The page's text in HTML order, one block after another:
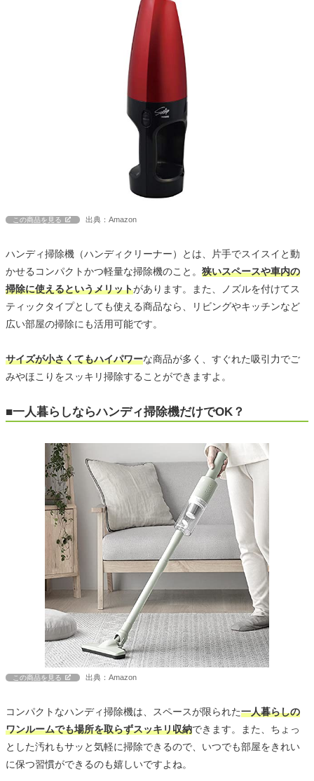
この商品を見る 出典：Amazon
ハンディ掃除機（ハンディクリーナー）とは、片手でスイスイと動
かせるコンパクトかつ軽量な掃除機のこと。 狭いスペースや車内の
掃除に使えるというメリットがあります。また、ノズルを付けてス
ティックタイプとしても使える商品なら、リビングやキッチンなど
広い部屋の掃除にも活用可能です。
サイズが小さくてもハイパワーな商品が多く、すぐれた吸引力でご
みやほこりをスッキリ掃除することができますよ。
■一人暮らしならハンディ掃除機だけでOK？
この商品を見る 出典：Amazon
コンパクトなハンディ掃除機は、スペースが限られた一人暮らしの
ワンルームでも場所を取らずスッキリ収納できます。また、ちょっ
とした汚れもサッと気軽に掃除できるので、いつでも部屋をきれい
に保つ習慣ができるのも嬉しいですよね。